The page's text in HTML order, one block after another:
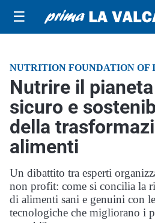
☰
NUTRITION FOUNDATION OF
Nutrire il
sicuro e
della
alimenti
Un dibattito tra esperti
non profit: come si concilia la
di alimenti sani e genuini con
tecnologiche che migliorano i